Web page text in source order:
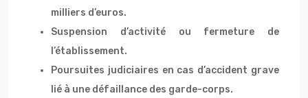
milliers d’euros.
Suspension d’activité ou fermeture de
l’établissement.
Poursuites judiciaires en cas d’accident grave
lié à une défaillance des garde-corps.